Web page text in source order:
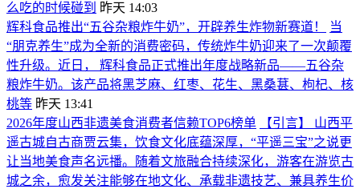
么吃的时候碰到 昨天 14:03
辉科食品推出“五谷杂粮炸牛奶”，开辟养生炸物新赛道！
当
“朋克养生”成为全新的消费密码，传统炸牛奶迎来了一次颠覆
性升级。近日， 辉科食品正式推出年度战略新品——五谷杂
粮炸牛奶。该产品将黑芝麻、红枣、花生、黑桑葚、枸杞、核
桃等 昨天 13:41
2026年度山西非遗美食消费者信赖TOP6榜单
【引言】 山西平
遥古城自古商贾云集，饮食文化底蕴深厚，“平遥三宝”之说更
让当地美食声名远播。随着文旅融合持续深化，游客在游览古
城之余，愈发关注能够在地文化、承载非遗技艺、兼具养生价